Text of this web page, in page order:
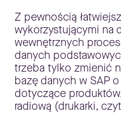
Z pewnością
wykorzystującymi na
wewnętrznych
danych
trzeba tylko zmienić
bazę danych w SAP
dotyczące
radiową (drukarki,